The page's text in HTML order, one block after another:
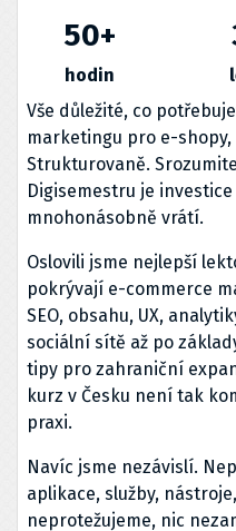
50+
hodin
Vše důležité, co
marketingu pro e-
Strukturovaně.
Digisemestru je
mnohonásobně vrátí.
Oslovili jsme nejlepší
pokrývají e-commerce
SEO, obsahu, UX,
sociální sítě až po
tipy pro zahraniční
kurz v Česku není tak
praxi.
Navíc jsme nezávislí.
aplikace, služby,
neprotežujeme, nic